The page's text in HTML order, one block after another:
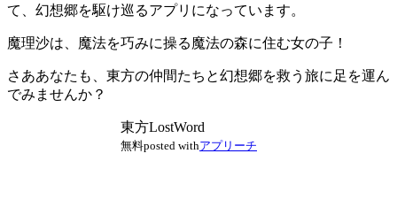
て、幻想郷を駆け巡るアプリになっています。
魔理沙は、魔法を巧みに操る魔法の森に住む女の子 ！
さああなたも、東方の仲間たちと幻想郷を救う旅に足を運ん
でみませんか？
東方LostWord
無料posted withアプリーチ